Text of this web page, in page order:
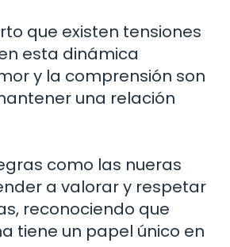
que existen tensiones
esta dinámica
y la comprensión son
una relación
como las nueras
a valorar y respetar
reconociendo que
tiene un papel único en